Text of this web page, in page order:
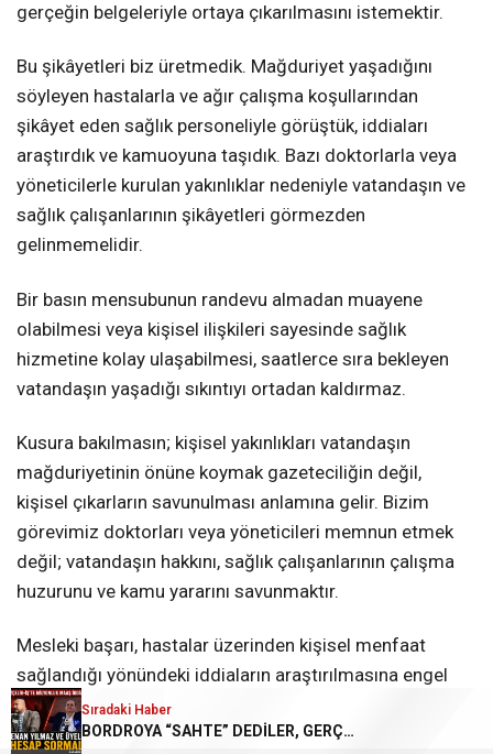
gerçeğin belgeleriyle ortaya çıkarılmasını istemektir.
Bu şikâyetleri biz üretmedik. Mağduriyet yaşadığını
söyleyen hastalarla ve ağır çalışma koşullarından
şikâyet eden sağlık personeliyle görüştük, iddiaları
araştırdık ve kamuoyuna taşıdık. Bazı doktorlarla veya
yöneticilerle kurulan yakınlıklar nedeniyle vatandaşın ve
sağlık çalışanlarının şikâyetleri görmezden
gelinmemelidir.
Bir basın mensubunun randevu almadan muayene
olabilmesi veya kişisel ilişkileri sayesinde sağlık
hizmetine kolay ulaşabilmesi, saatlerce sıra bekleyen
vatandaşın yaşadığı sıkıntıyı ortadan kaldırmaz.
Kusura bakılmasın; kişisel yakınlıkları vatandaşın
mağduriyetinin önüne koymak gazeteciliğin değil,
kişisel çıkarların savunulması anlamına gelir. Bizim
görevimiz doktorları veya yöneticileri memnun etmek
değil; vatandaşın hakkını, sağlık çalışanlarının çalışma
huzurunu ve kamu yararını savunmaktır.
Mesleki başarı, hastalar üzerinden kişisel menfaat
sağlandığı yönündeki iddiaların araştırılmasına engel
değildir. Yanlış bir uygulama yoksa yetkililer belgeleriyle
açıklama yapmalı; varsa sorumlular hakkında gerekli
Sıradaki Haber
BORDROYA “SAHTE” DEDİLER, GERÇEK MAAŞI AÇIKLAMADILAR!